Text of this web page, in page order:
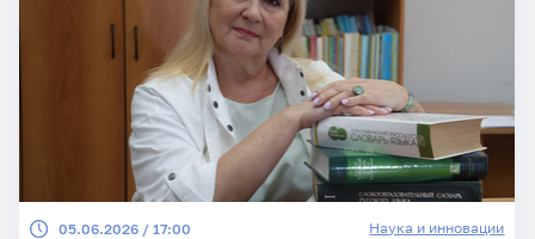
05.06.2026 / 17:00 Наука и инновации